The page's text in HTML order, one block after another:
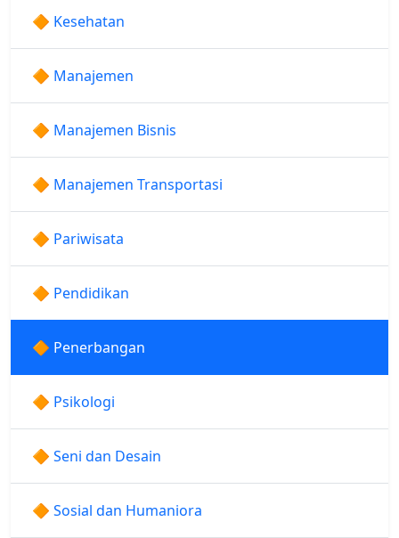
🔶 Kesehatan
🔶 Manajemen
🔶 Manajemen Bisnis
🔶 Manajemen Transportasi
🔶 Pariwisata
🔶 Pendidikan
🔶 Penerbangan
🔶 Psikologi
🔶 Seni dan Desain
🔶 Sosial dan Humaniora